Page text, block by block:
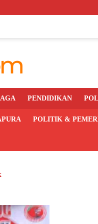
PENDIDIKAN
POLITIK &